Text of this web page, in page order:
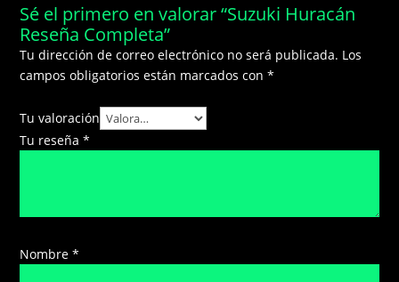
Sé el primero en valorar “Suzuki Huracán
Reseña Completa”
Tu dirección de correo electrónico no será publicada. Los
campos obligatorios están marcados con*
Tu valoración
Tu reseña*
Nombre*